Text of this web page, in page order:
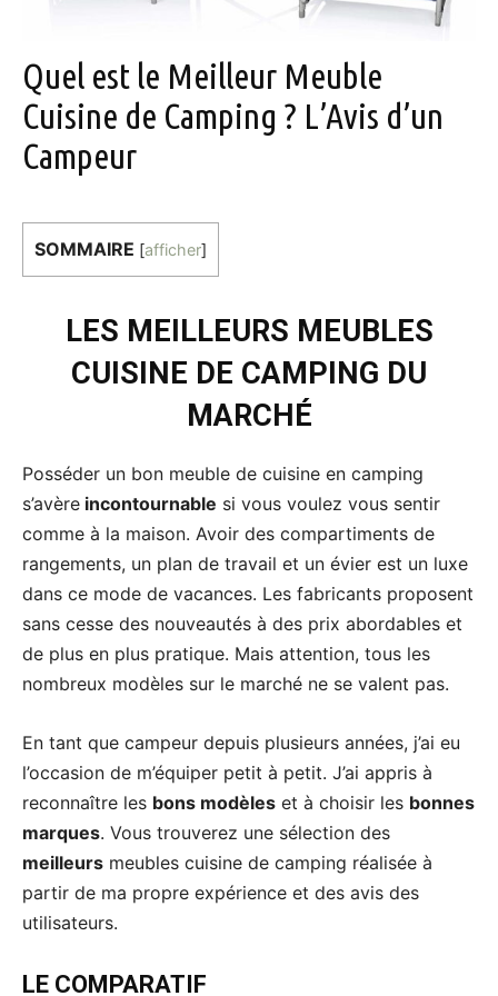
Quel est le Meilleur Meuble
Cuisine de Camping ? L’Avis d’un
Campeur
SOMMAIRE [afficher]
LES MEILLEURS MEUBLES
CUISINE DE CAMPING DU
MARCHÉ
Posséder un bon meuble de cuisine en camping
s’avère incontournable si vous voulez vous sentir
comme à la maison. Avoir des compartiments de
rangements, un plan de travail et un évier est un luxe
dans ce mode de vacances. Les fabricants proposent
sans cesse des nouveautés à des prix abordables et
de plus en plus pratique. Mais attention, tous les
nombreux modèles sur le marché ne se valent pas.
En tant que campeur depuis plusieurs années, j’ai eu
l’occasion de m’équiper petit à petit. J’ai appris à
reconnaître les bons modèles et à choisir les bonnes
marques. Vous trouverez une sélection des
meilleurs meubles cuisine de camping réalisée à
partir de ma propre expérience et des avis des
utilisateurs.
LE COMPARATIF